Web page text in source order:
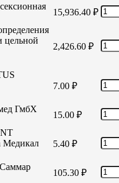
15,936.40 ₽
цельной
2,426.60 ₽
7.00 ₽
ГмбХ
15.00 ₽
Медикал
5.40 ₽
105.30 ₽